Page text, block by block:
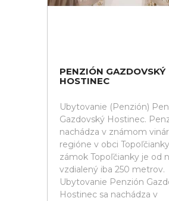
PENZIÓN GAZDOVSKÝ
HOSTINEC
Ubytovanie (Penzión)
Gazdovský Hostinec.
nachádza v známom
regióne v obci
zámok Topoľčianky je od
vzdialený iba 250 metrov.
Ubytovanie Penzión
Hostinec sa nachádza v